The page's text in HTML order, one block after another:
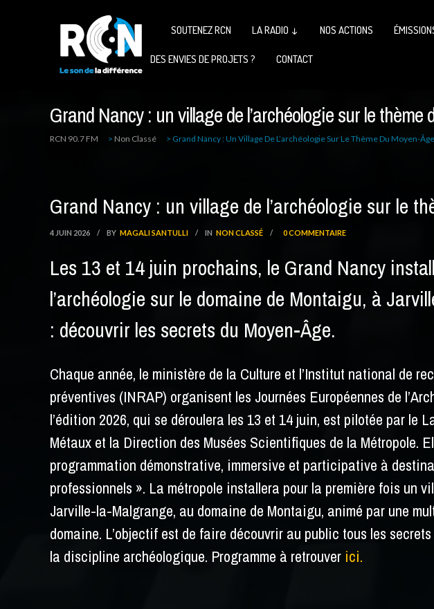
SOUTENEZ RCN LA RADIO ↓ NOS ACTIONS
DES ENVIES DE PROJETS ? CONTACT
Grand Nancy : un village de l’archéologie sur le thème
RCN 90.7 FM > Non Classé > Grand Nancy : Un Village De L’archéologie Sur Le Thème Du Moyen-Âge
Grand Nancy : un village de l’archéologie sur le
4 JUIN 2026 / BY MAGALI SANTULLI / IN NON CLASSÉ / 0 COMMENTAIRE
Les 13 et 14 juin prochains, le Grand Nancy
l’archéologie sur le domaine de Montaigu, à
: découvrir les secrets du Moyen-Âge.
Chaque année, le ministère de la Culture et l’Institut national de
préventives (INRAP) organisent les Journées Européennes de
l’édition 2026, qui se déroulera les 13 et 14 juin, est pilotée par le
Métaux et la Direction des Musées Scientifiques de la Métropole.
programmation démonstrative, immersive et participative à
professionnels ». La métropole installera pour la première fois un
Jarville-la-Malgrange, au domaine de Montaigu, animé par une
domaine. L’objectif est de faire découvrir au public tous les
la discipline archéologique. Programme à retrouver ici.